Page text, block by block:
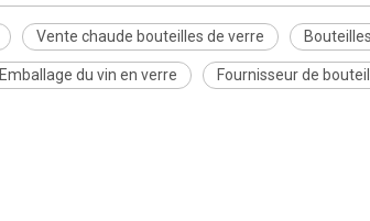
Vente chaude bouteilles de verre
Emballage du vin en verre Fournisseur de